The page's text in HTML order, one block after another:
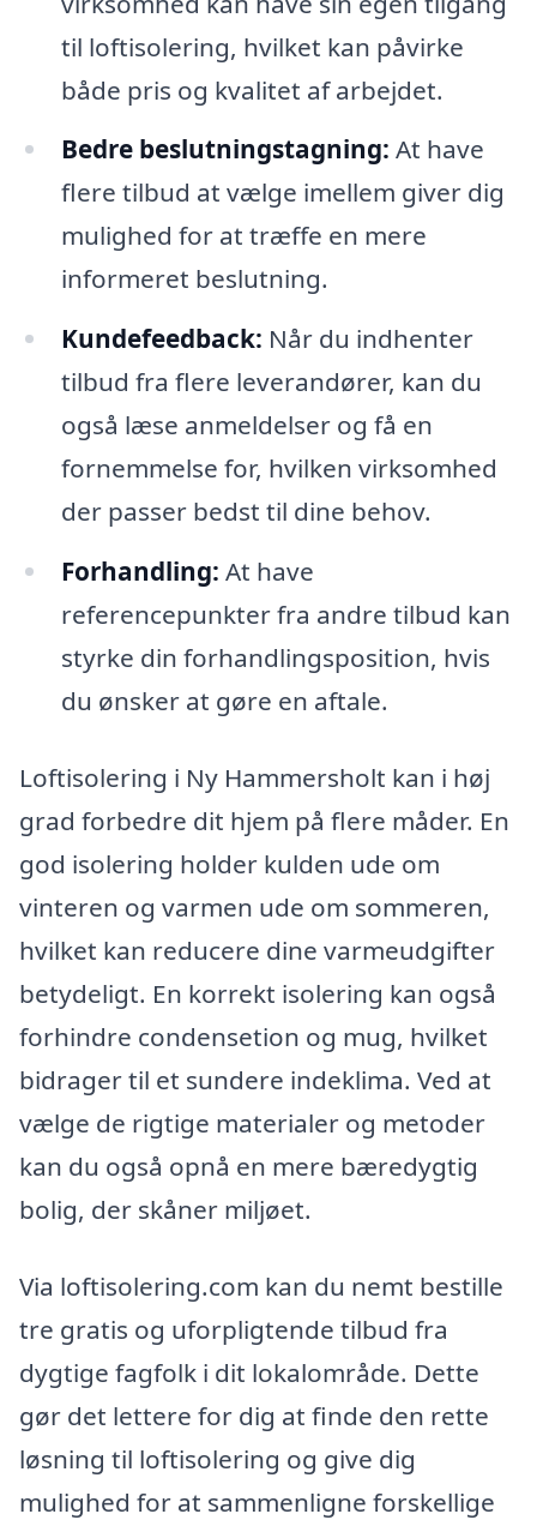
til loftisolering, hvilket kan påvirke
både pris og kvalitet af arbejdet.
Bedre beslutningstagning: At have
flere tilbud at vælge imellem giver dig
mulighed for at træffe en mere
informeret beslutning.
Kundefeedback: Når du indhenter
tilbud fra flere leverandører, kan du
også læse anmeldelser og få en
fornemmelse for, hvilken virksomhed
der passer bedst til dine behov.
Forhandling: At have
referencepunkter fra andre tilbud kan
styrke din forhandlingsposition, hvis
du ønsker at gøre en aftale.
Loftisolering i Ny Hammersholt kan i høj
grad forbedre dit hjem på flere måder. En
god isolering holder kulden ude om
vinteren og varmen ude om sommeren,
hvilket kan reducere dine varmeudgifter
betydeligt. En korrekt isolering kan også
forhindre condensetion og mug, hvilket
bidrager til et sundere indeklima. Ved at
vælge de rigtige materialer og metoder
kan du også opnå en mere bæredygtig
bolig, der skåner miljøet.
Via loftisolering.com kan du nemt bestille
tre gratis og uforpligtende tilbud fra
dygtige fagfolk i dit lokalområde. Dette
gør det lettere for dig at finde den rette
løsning til loftisolering og give dig
mulighed for at sammenligne forskellige